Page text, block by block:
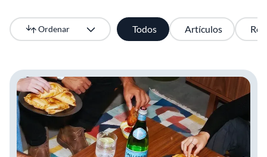
Todos Artículos
Ordenar
Más recientes